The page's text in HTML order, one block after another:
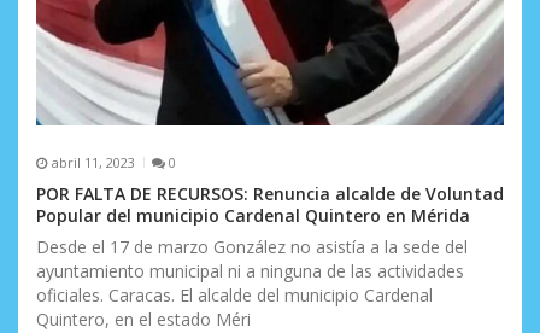
t
r
a
a
s
abril 11, 2023 0
POR FALTA DE RECURSOS: Renuncia alcalde de Voluntad
Popular del municipio Cardenal Quintero en Mérida
Desde el 17 de marzo González no asistía a la sede del
ayuntamiento municipal ni a ninguna de las actividades
oficiales. Caracas. El alcalde del municipio Cardenal
Quintero, en el estado Méri